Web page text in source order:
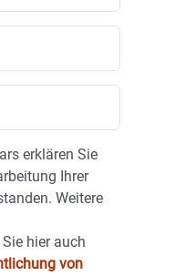
erklären Sie
Ihrer
Weitere
hier auch
von